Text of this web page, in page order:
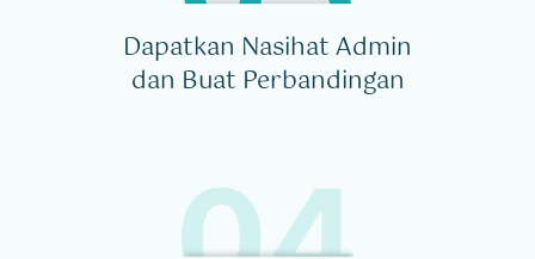
Dapatkan Nasihat Admin
dan Buat Perbandingan